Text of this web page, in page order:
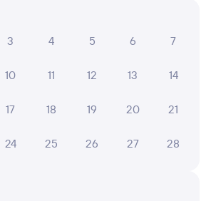
за 4 минуты
билетов без очереди в кассу
мест на схемах вагонов
3 4 5 6 7
10 11 12 13 14
17 18 19 20 21
24 25 26 27 28